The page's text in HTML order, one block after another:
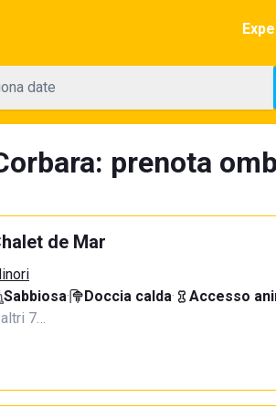
date
prenota
de Mar
Sabbiosa· Doccia calda· Accesso
7…